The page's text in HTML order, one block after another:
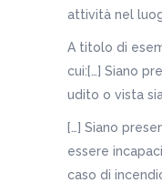
attività nel
A titolo di
cui:[…] Siano
udito o vista
[…] Siano
essere
caso di